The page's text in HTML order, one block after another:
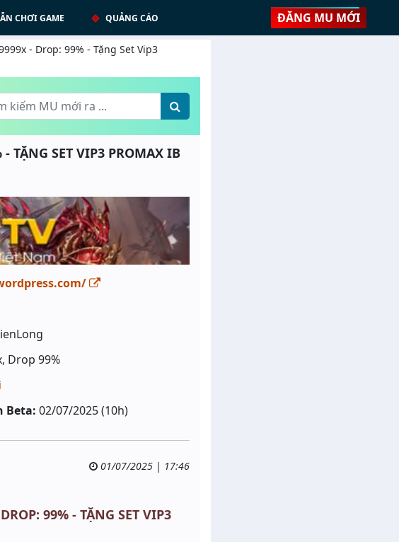
CHƠI GAME QUẢNG CÁO ĐĂNG MU MỚI
- Drop: 99% - Tặng Set Vip3
TẶNG SET VIP3 PROMAX IB
Drop 99%
Beta: 02/07/2025 (10h)
01/07/2025 | 17:46
99% - TẶNG SET VIP3